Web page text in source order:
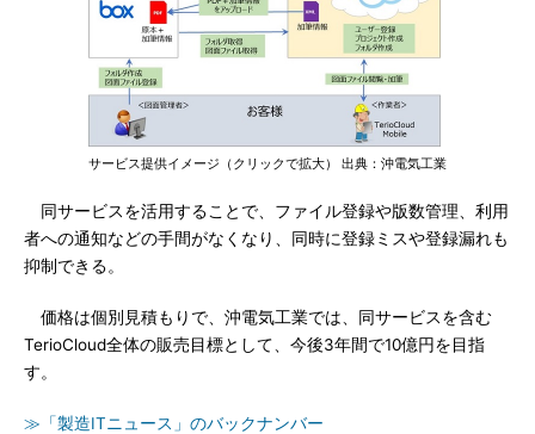
サービス提供イメージ（クリックで拡大） 出典：沖電気工業
同サービスを活用することで、ファイル登録や版数管理、利用
者への通知などの手間がなくなり、同時に登録ミスや登録漏れも
抑制できる。
価格は個別見積もりで、沖電気工業では、同サービスを含む
TerioCloud全体の販売目標として、今後3年間で10億円を目指
す。
≫「製造ITニュース」のバックナンバー